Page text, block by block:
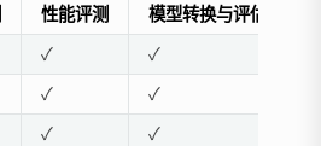
性能评测 模型转换与评估工具
✓ ✓
✓ ✓
✓ ✓